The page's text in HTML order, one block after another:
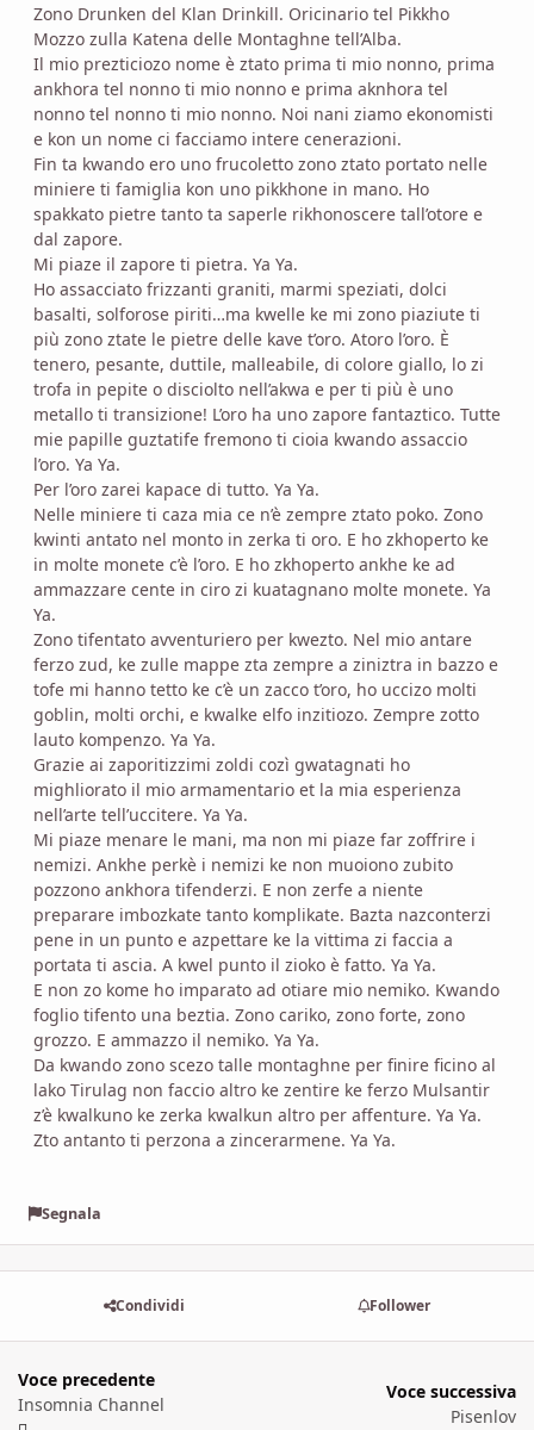
Zono Drunken del Klan Drinkill. Oricinario tel Pikkho
Mozzo zulla Katena delle Montaghne tell’Alba.
Il mio prezticiozo nome è ztato prima ti mio nonno, prima
ankhora tel nonno ti mio nonno e prima aknhora tel
nonno tel nonno ti mio nonno. Noi nani ziamo ekonomisti
e kon un nome ci facciamo intere cenerazioni.
Fin ta kwando ero uno frucoletto zono ztato portato nelle
miniere ti famiglia kon uno pikkhone in mano. Ho
spakkato pietre tanto ta saperle rikhonoscere tall’otore e
dal zapore.
Mi piaze il zapore ti pietra. Ya Ya.
Ho assacciato frizzanti graniti, marmi speziati, dolci
basalti, solforose piriti…ma kwelle ke mi zono piaziute ti
più zono ztate le pietre delle kave t’oro. Atoro l’oro. È
tenero, pesante, duttile, malleabile, di colore giallo, lo zi
trofa in pepite o disciolto nell’akwa e per ti più è uno
metallo ti transizione! L’oro ha uno zapore fantaztico. Tutte
mie papille guztatife fremono ti cioia kwando assaccio
l’oro. Ya Ya.
Per l’oro zarei kapace di tutto. Ya Ya.
Nelle miniere ti caza mia ce n’è zempre ztato poko. Zono
kwinti antato nel monto in zerka ti oro. E ho zkhoperto ke
in molte monete c’è l’oro. E ho zkhoperto ankhe ke ad
ammazzare cente in ciro zi kuatagnano molte monete. Ya
Ya.
Zono tifentato avventuriero per kwezto. Nel mio antare
ferzo zud, ke zulle mappe zta zempre a ziniztra in bazzo e
tofe mi hanno tetto ke c’è un zacco t’oro, ho uccizo molti
goblin, molti orchi, e kwalke elfo inzitiozo. Zempre zotto
lauto kompenzo. Ya Ya.
Grazie ai zaporitizzimi zoldi cozì gwatagnati ho
mighliorato il mio armamentario et la mia esperienza
nell’arte tell’uccitere. Ya Ya.
Mi piaze menare le mani, ma non mi piaze far zoffrire i
nemizi. Ankhe perkè i nemizi ke non muoiono zubito
pozzono ankhora tifenderzi. E non zerfe a niente
preparare imbozkate tanto komplikate. Bazta nazconterzi
pene in un punto e azpettare ke la vittima zi faccia a
portata ti ascia. A kwel punto il zioko è fatto. Ya Ya.
E non zo kome ho imparato ad otiare mio nemiko. Kwando
foglio tifento una beztia. Zono cariko, zono forte, zono
grozzo. E ammazzo il nemiko. Ya Ya.
Da kwando zono scezo talle montaghne per finire ficino al
lako Tirulag non faccio altro ke zentire ke ferzo Mulsantir
z’è kwalkuno ke zerka kwalkun altro per affenture. Ya Ya.
Zto antanto ti perzona a zincerarmene. Ya Ya.
Segnala
Condividi Follower
Voce precedente
Insomnia Channel
Voce successiva
Pisenlov